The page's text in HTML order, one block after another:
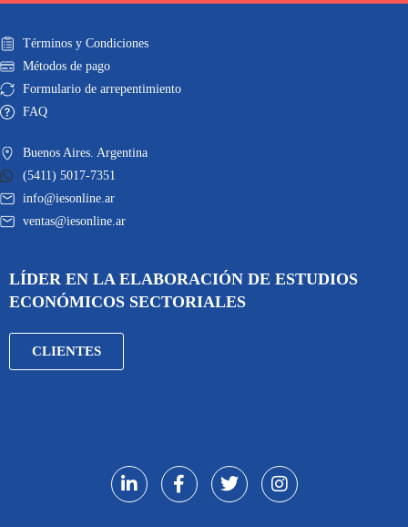
Términos y Condiciones
Métodos de pago
Formulario de arrepentimiento
FAQ
Buenos Aires. Argentina
(5411) 5017-7351
info@iesonline.ar
ventas@iesonline.ar
LÍDER EN LA ELABORACIÓN DE ESTUDIOS
ECONÓMICOS SECTORIALES
CLIENTES